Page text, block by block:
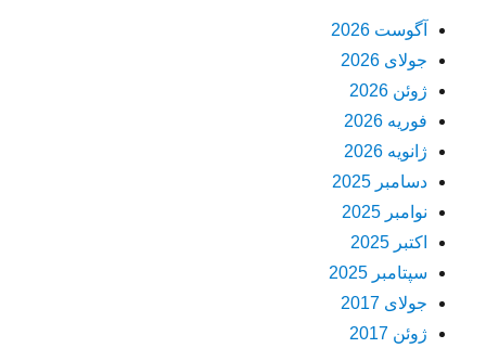
آگوست 2026
جولای 2026
ژوئن 2026
فوریه 2026
ژانویه 2026
دسامبر 2025
نوامبر 2025
اکتبر 2025
سپتامبر 2025
جولای 2017
ژوئن 2017